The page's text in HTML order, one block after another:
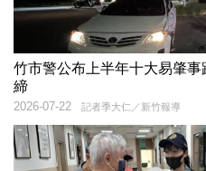
竹市警公布上半年十大易肇
締
記者季大仁／新竹報導
2026-07-22